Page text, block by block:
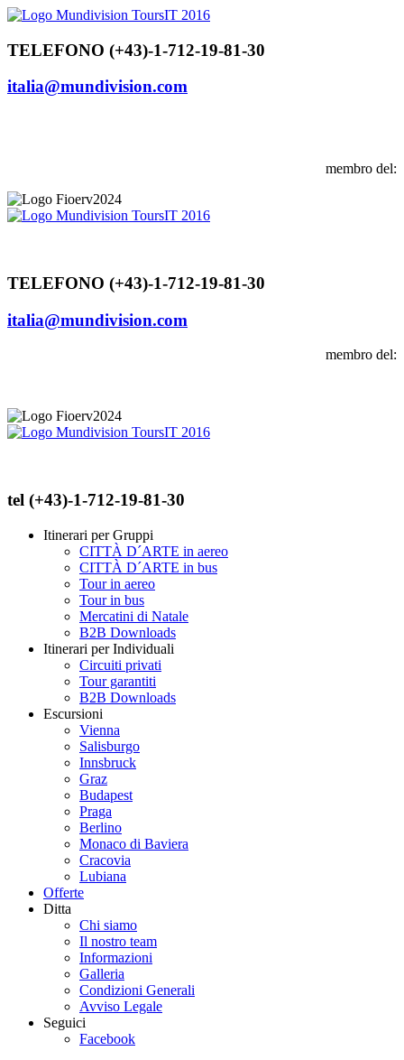
Vai
contenuto
TELEFONO (+43)-1-712-19-81-30
italia@mundivision.com
membro del:
TELEFONO (+43)-1-712-19-81-30
italia@mundivision.com
membro del:
tel (+43)-1-712-19-81-30
Itinerari per Gruppi
CITTÀ D´ARTE in aereo
CITTÀ D´ARTE in bus
Tour in aereo
Tour in bus
Mercatini di Natale
B2B Downloads
Itinerari per Individuali
Circuiti privati
Tour garantiti
B2B Downloads
Escursioni
Vienna
Salisburgo
Innsbruck
Graz
Budapest
Praga
Berlino
Monaco di Baviera
Cracovia
Lubiana
Offerte
Ditta
Chi siamo
Il nostro team
Informazioni
Galleria
Condizioni Generali
Avviso Legale
Seguici
Facebook